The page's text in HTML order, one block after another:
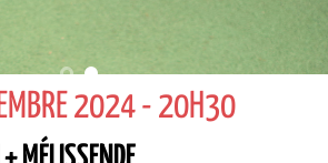
2024 - 20H30